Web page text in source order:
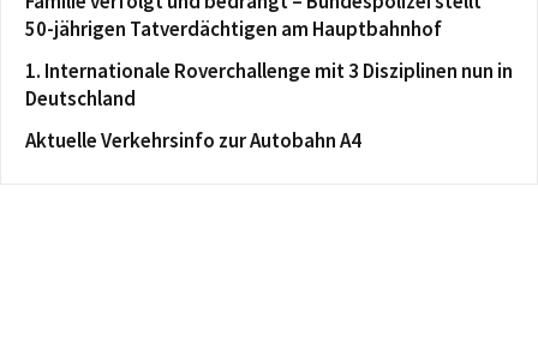
50-jährigen Tatverdächtigen am Hauptbahnhof
1. Internationale Roverchallenge mit 3 Disziplinen nun in
Deutschland
Aktuelle Verkehrsinfo zur Autobahn A4